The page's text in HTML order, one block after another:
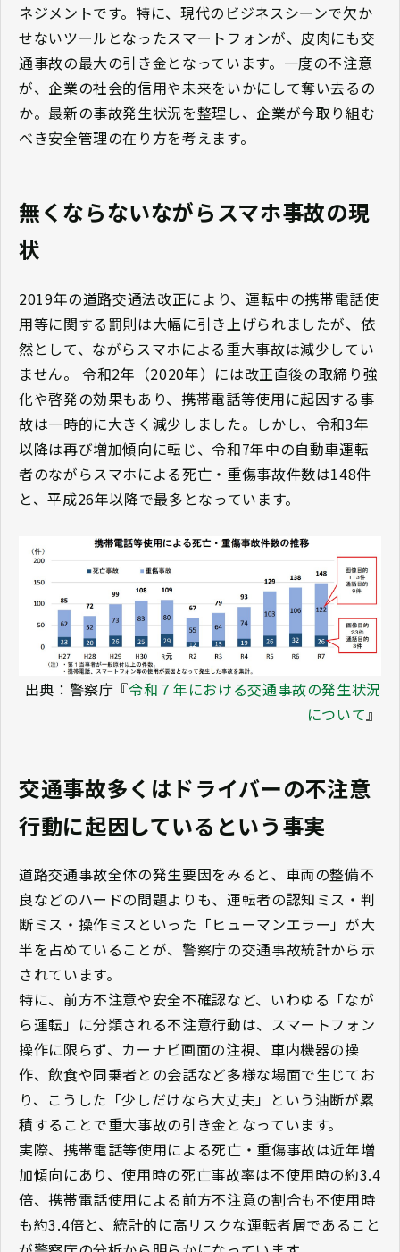
ネジメントです。特に、現代のビジネスシーンで欠か
せないツールとなったスマートフォンが、皮肉にも交
通事故の最大の引き金となっています。一度の不注意
が、企業の社会的信用や未来をいかにして奪い去るの
か。最新の事故発生状況を整理し、企業が今取り組む
べき安全管理の在り方を考えます。
無くならないながらスマホ事故の現
状
2019年の道路交通法改正により、運転中の携帯電話使
用等に関する罰則は大幅に引き上げられましたが、依
然として、ながらスマホによる重大事故は減少してい
ません。 令和2年（2020年）には改正直後の取締り強
化や啓発の効果もあり、携帯電話等使用に起因する事
故は一時的に大きく減少しました。しかし、令和3年
以降は再び増加傾向に転じ、令和7年中の自動車運転
者のながらスマホによる死亡・重傷事故件数は148件
と、平成26年以降で最多となっています。
出典：警察庁『令和７年における交通事故の発生状況
について 』
交通事故多くはドライバーの不注意
行動に起因しているという事実
道路交通事故全体の発生要因をみると、車両の整備不
良などのハードの問題よりも、運転者の認知ミス・判
断ミス・操作ミスといった「ヒューマンエラー」が大
半を占めていることが、警察庁の交通事故統計から示
されています。
特に、前方不注意や安全不確認など、いわゆる「なが
ら運転」に分類される不注意行動は、スマートフォン
操作に限らず、カーナビ画面の注視、車内機器の操
作、飲食や同乗者との会話など多様な場面で生じてお
り、こうした「少しだけなら大丈夫」という油断が累
積することで重大事故の引き金となっています。
実際、携帯電話等使用による死亡・重傷事故は近年増
加傾向にあり、使用時の死亡事故率は不使用時の約3.4
倍、携帯電話使用による前方不注意の割合も不使用時
も約3.4倍と、統計的に高リスクな運転者層であること